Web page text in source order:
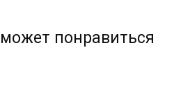
понравиться